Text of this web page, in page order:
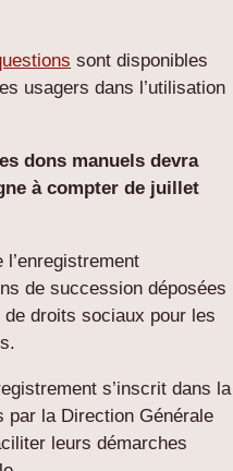
sont disponibles
usagers dans l’utilisation
dons manuels devra
à compter de juillet
de succession déposées
droits sociaux pour les
s’inscrit dans la
la Direction Générale
leurs démarches